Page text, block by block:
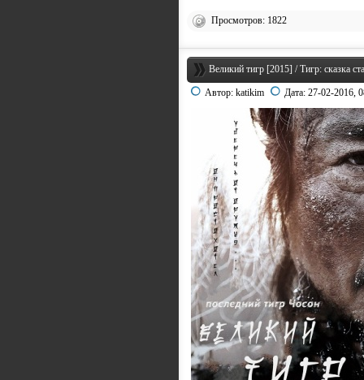
Просмотров: 1822
Великий тигр [2015] / Тигр: сказка
Автор: katikim Дата: 27-02-2016,